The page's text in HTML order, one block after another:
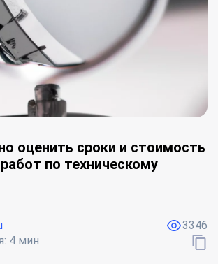
оценить сроки и стоимость
по техническому
4 мин
3346